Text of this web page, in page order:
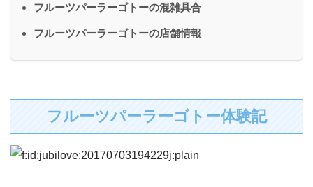
フルーツパーラーゴトーの混雑具合
フルーツパーラーゴトーの店舗情報
フルーツパーラーゴトー体験記